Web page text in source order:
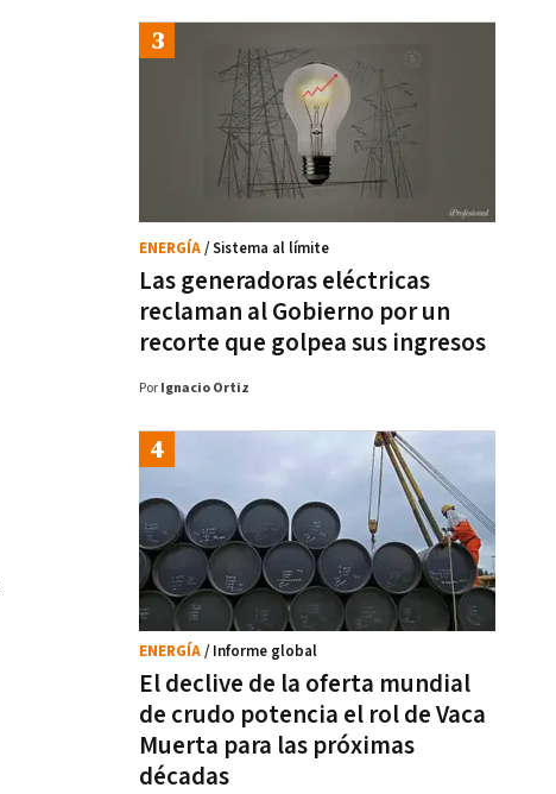
Las generadoras eléctricas
reclaman al Gobierno por un
recorte que golpea sus ingresos
ENERGÍA/ Sistema al límite
Por Ignacio Ortiz
El declive de la oferta mundial
de crudo potencia el rol de Vaca
Muerta para las próximas
décadas
ENERGÍA/ Informe global